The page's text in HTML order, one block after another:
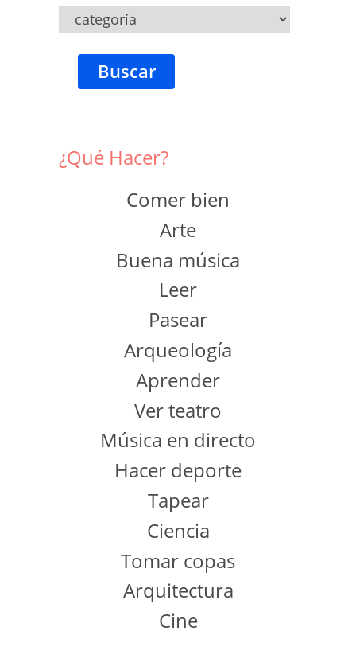
Buscar
¿Qué Hacer?
Comer bien
Arte
Buena música
Leer
Pasear
Arqueología
Aprender
Ver teatro
Música en directo
Hacer deporte
Tapear
Ciencia
Tomar copas
Arquitectura
Cine